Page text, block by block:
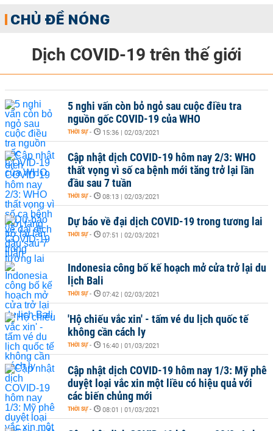
CHỦ ĐỀ NÓNG
Dịch COVID-19 trên thế giới
5 nghi vấn còn bỏ ngỏ sau cuộc điều tra
nguồn gốc COVID-19 của WHO
THỜI SỰ - 15:36 | 02/03/2021
Cập nhật dịch COVID-19 hôm nay 2/3: WHO
thất vọng vì số ca bệnh mới tăng trở lại lần
đầu sau 7 tuần
THỜI SỰ - 08:13 | 02/03/2021
Dự báo về đại dịch COVID-19 trong tương lai
THỜI SỰ - 07:51 | 02/03/2021
Indonesia công bố kế hoạch mở cửa trở lại du
lịch Bali
THỜI SỰ - 07:42 | 02/03/2021
'Hộ chiếu vắc xin' - tấm vé du lịch quốc tế
không cần cách ly
THỜI SỰ - 16:40 | 01/03/2021
Cập nhật dịch COVID-19 hôm nay 1/3: Mỹ phê
duyệt loại vắc xin một liều có hiệu quả với
các biến chủng mới
THỜI SỰ - 08:01 | 01/03/2021